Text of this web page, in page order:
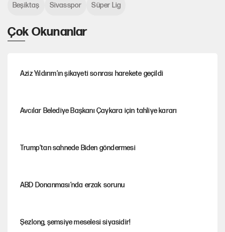
Çok Okunanlar
Aziz Yıldırım’ın şikayeti sonrası harekete geçildi
Avcılar Belediye Başkanı Çaykara için tahliye kararı
Trump’tan sahnede Biden göndermesi
ABD Donanması’nda erzak sorunu
Şezlong, şemsiye meselesi siyasidir!
Beşiktaş Sivasspor Süper Lig